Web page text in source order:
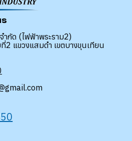
กัด (ไฟฟ้าพระราม2)
แขวงแสมดำ เขตบางขุนเทียน